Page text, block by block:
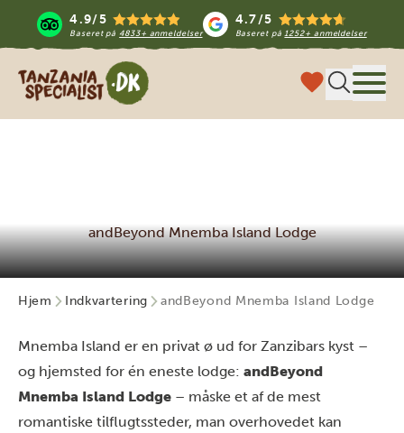
4.9/5
Baseret på 4833+ anmeldelser
4.7/5
Baseret på1252+ anmeldelser
Tanzania Specialist
andBeyond Mnemba Island Lodge
Hjem Indkvartering andBeyond Mnemba Island Lodge
Mnemba Island er en privat ø ud for Zanzibars kyst –
og hjemsted for én eneste lodge: andBeyond
Mnemba Island Lodge – måske et af de mest
romantiske tilflugtssteder, man overhovedet kan